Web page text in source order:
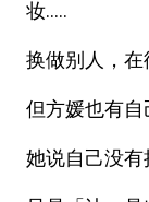
妆.....
换做别人，在
但方媛也有自
她说自己没有